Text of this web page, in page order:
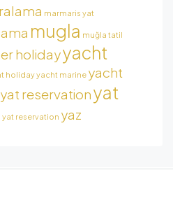
marmaris yat
mugla muğla tatil
holidayyacht
holidayyacht marine yacht
reservationyat
yat reservation yaz